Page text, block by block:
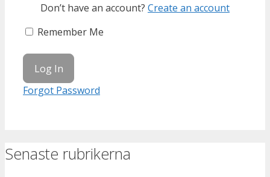
Don’t have an account? Create an account
Remember Me
Forgot Password
Senaste rubrikerna